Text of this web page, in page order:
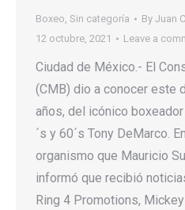
Boxeo, Sin categoría By Juan
12 octubre, 2021
Leave a
Ciudad de México.- El
(CMB) dio a conocer este
años, del icónico
´s y 60´s Tony DeMarco.
organismo que Mauricio
informó que recibió
Ring 4 Promotions,